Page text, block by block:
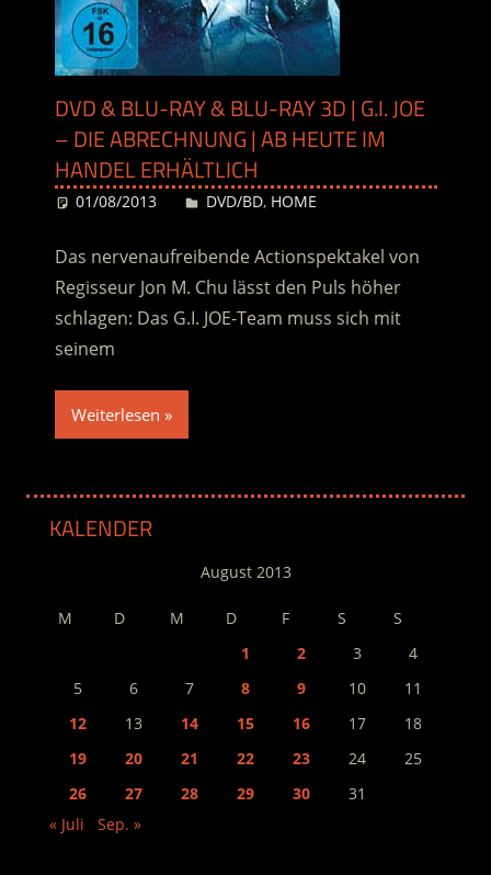
DVD & BLU-RAY & BLU-RAY 3D | G.I. JOE
– DIE ABRECHNUNG | AB HEUTE IM
HANDEL ERHÄLTLICH
01/08/2013 Desiree
DVD/BD, HOME
Das nervenaufreibende Actionspektakel von
Regisseur Jon M. Chu lässt den Puls höher
schlagen: Das G.I. JOE-Team muss sich mit
seinem
Weiterlesen
KALENDER
August 2013
M D M D F S
S
1
2 3
4
5
6 7 8 9 10
11
12
13 14 15 16 17
18
19
20 21 22 23 24
25
26
27 28 29 30
31
« Juli
Sep. »